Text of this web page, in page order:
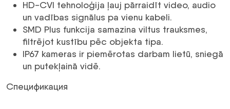
HD-CVI tehnoloģija ļauj pārraidīt video, audio
un vadības signālus pa vienu kabeli.
SMD Plus funkcija samazina viltus trauksmes,
filtrējot kustību pēc objekta tipa.
IP67 kameras ir piemērotas darbam lietū, sniegā
un putekļainā vidē.
Спецификация